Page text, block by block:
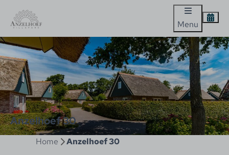
Menu
Anzelhoef 30
Home Anzelhoef 30